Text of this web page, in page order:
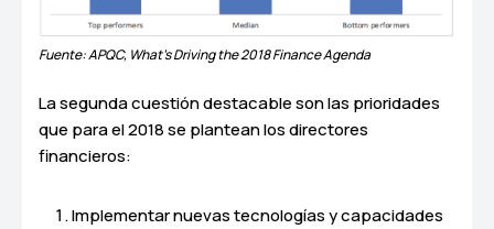
Fuente: APQC, What’s Driving the 2018 Finance Agenda
La segunda cuestión destacable son las prioridades
que para el 2018 se plantean los directores
financieros:
Implementar nuevas tecnologías y capacidades